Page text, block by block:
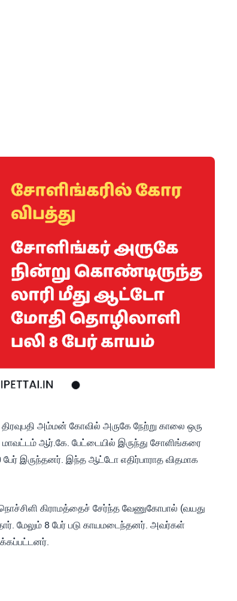
அம்மன் கோவில் அருகே நேற்று காலை ஒரு
மாவட்டம் ஆர்.கே. பேட்டையில் இருந்து சோளிங்கரை
இருந்தனர். இந்த ஆட்டோ எதிர்பாராத விதமாக
கிராமத்தைச் சேர்ந்த வேணுகோபால் (வயது
மேலும் 8 பேர் படு காயமடைந்தனர். அவர்கள்